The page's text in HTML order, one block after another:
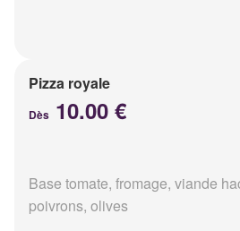
Pizza royale
Dès 10.00 €
Base tomate, fromage, viande
poivrons, olives